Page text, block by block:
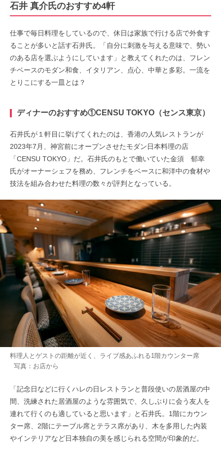
石井 真介氏のおすすめ4軒
仕事で毎日料理をしているので、休日は家族で行ける店で外食す
ることが多いと話す石井氏。「自分に刺激を与える意味で、勢い
のある店を選ぶようにしています」と教えてくれたのは、フレン
チベースのモダン和食、イタリアン、点心、中華と多彩。一流を
とりこにする一皿とは？
ディナーのおすすめ①CENSU TOKYO（センス東京）
石井氏が１軒目に挙げてくれたのは、香港の人気レストランが
2023年7月、神宮前にオープンさせたモダン日本料理の店
「CENSU TOKYO」だ。石井氏のもとで働いていた金須 郁幸
氏がオーナーシェフを務め、フレンチをベースに和洋中の食材や
技法を組み合わせた料理の数々が評判となっている。
料理人とゲストの距離が近く、ライブ感あふれる1階カウンター席
写真：お店から
「記念日などに行くハレの日レストランと普段使いの居酒屋の中
間、洗練された居酒屋のような雰囲気で、久しぶりに会う友人を
連れて行くのも適していると思います」と石井氏。1階にカウン
ター席、2階にテーブル席とテラス席があり、木を多用した内装
やインテリアなど日本独自の美を感じられる空間が印象的だ。